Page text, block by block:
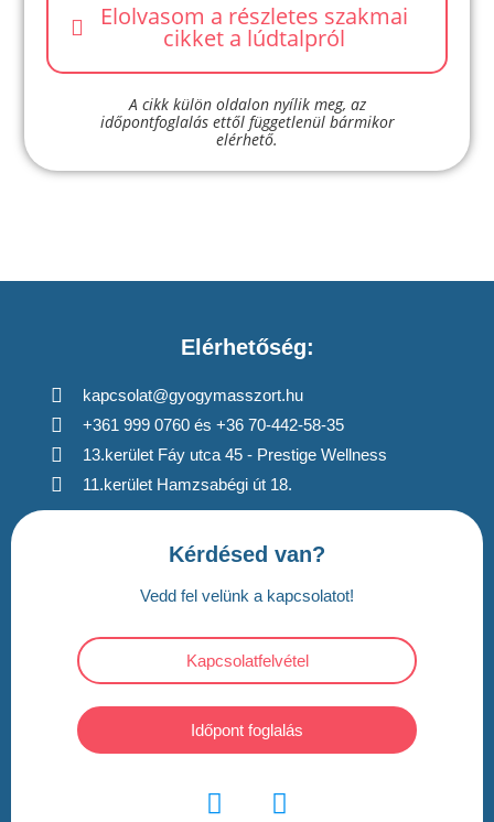
Elolvasom a részletes szakmai
cikket a lúdtalpról
A cikk külön oldalon nyílik meg, az
időpontfoglalás ettől függetlenül bármikor
elérhető.
Elérhetőség:
kapcsolat@gyogymasszort.hu
+361 999 0760 és +36 70-442-58-35
13.kerület Fáy utca 45 - Prestige Wellness
11.kerület Hamzsabégi út 18.
Kérdésed van?
Vedd fel velünk a kapcsolatot!
Kapcsolatfelvétel
Időpont foglalás